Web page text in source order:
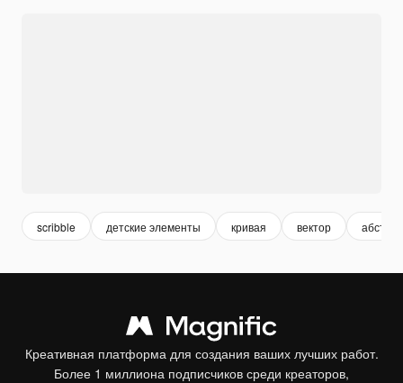
scribble детские элементы кривая вектор
Креативная платформа для создания ваших лучших работ.
Более 1 миллиона подписчиков среди креаторов,